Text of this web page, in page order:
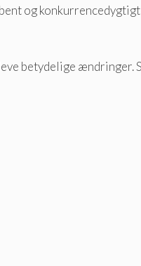
og
betydelige ændringer.